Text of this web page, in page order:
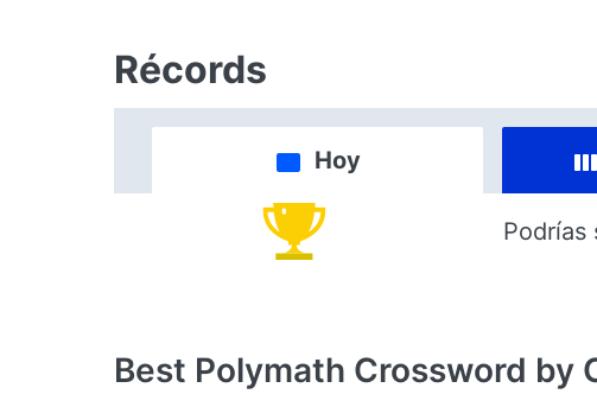
Récords
Hoy
Podrías
Best Polymath Crossword by